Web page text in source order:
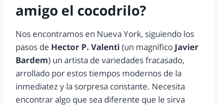
amigo el cocodrilo?
Nos encontramos en Nueva York, siguiendo los
pasos de Hector P. Valenti (un magnífico Javier
Bardem) un artista de variedades fracasado,
arrollado por estos tiempos modernos de la
inmediatez y la sorpresa constante. Necesita
encontrar algo que sea diferente que le sirva